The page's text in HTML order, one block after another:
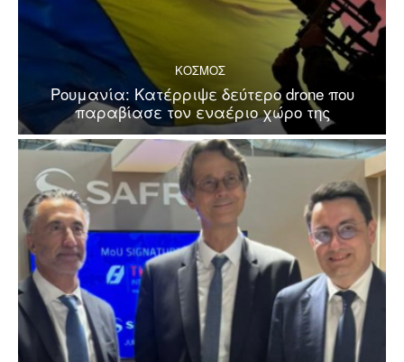
ΚΟΣΜΟΣ
Ρουμανία: Κατέρριψε δεύτερο drone που
παραβίασε τον εναέριο χώρο της